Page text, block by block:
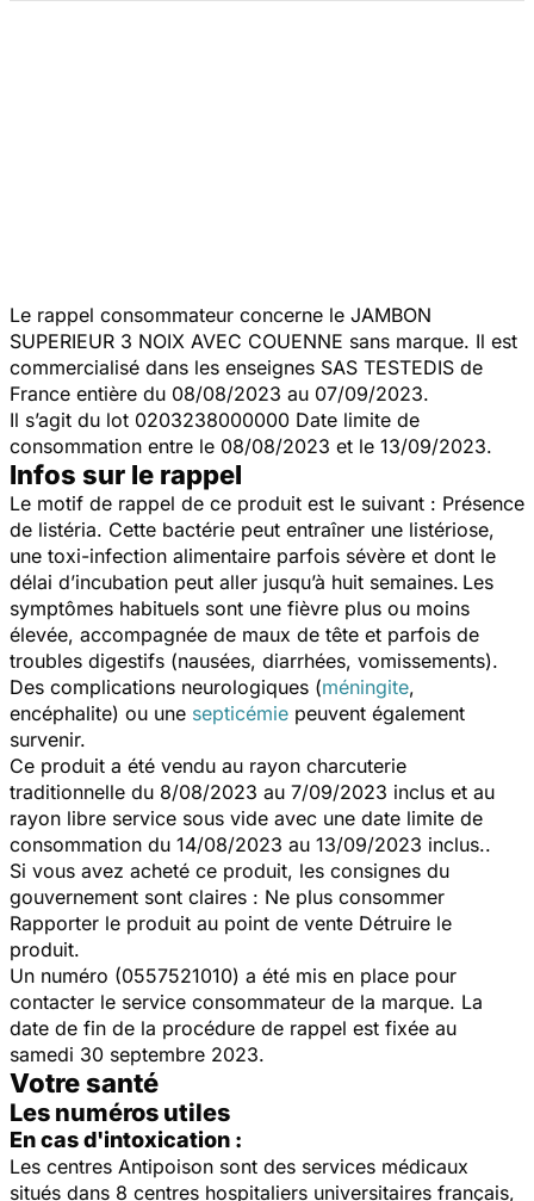
Le rappel consommateur concerne le JAMBON
SUPERIEUR 3 NOIX AVEC COUENNE sans marque. Il est
commercialisé dans les enseignes SAS TESTEDIS de
France entière du 08/08/2023 au 07/09/2023.
Il s’agit du lot 0203238000000 Date limite de
consommation entre le 08/08/2023 et le 13/09/2023.
Infos sur le rappel
Le motif de rappel de ce produit est le suivant : Présence
de listéria. Cette bactérie peut entraîner une listériose,
une toxi-infection alimentaire parfois sévère et dont le
délai d’incubation peut aller jusqu’à huit semaines. Les
symptômes habituels sont une fièvre plus ou moins
élevée, accompagnée de maux de tête et parfois de
troubles digestifs (nausées, diarrhées, vomissements).
Des complications neurologiques (méningite,
encéphalite) ou une septicémie peuvent également
survenir.
Ce produit a été vendu au rayon charcuterie
traditionnelle du 8/08/2023 au 7/09/2023 inclus et au
rayon libre service sous vide avec une date limite de
consommation du 14/08/2023 au 13/09/2023 inclus..
Si vous avez acheté ce produit, les consignes du
gouvernement sont claires : Ne plus consommer
Rapporter le produit au point de vente Détruire le
produit.
Un numéro (0557521010) a été mis en place pour
contacter le service consommateur de la marque. La
date de fin de la procédure de rappel est fixée au
samedi 30 septembre 2023.
Votre santé
Les numéros utiles
En cas d'intoxication :
Les centres Antipoison sont des services médicaux
situés dans 8 centres hospitaliers universitaires français,